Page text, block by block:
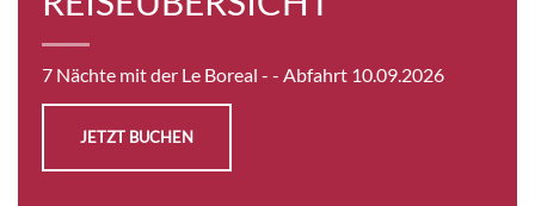
Prestige Suite – Deck 5-[4]
Normandie Deck (Deck 5)
7 Nächte mit der Le Boreal - - Abfahrt 10.09.2026
JETZT BUCHEN